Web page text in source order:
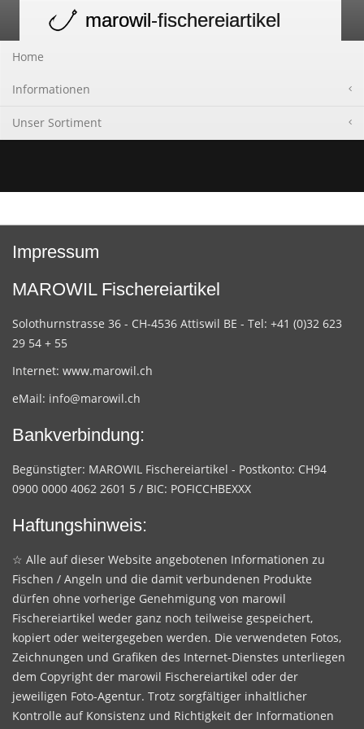
navigation
marowil-fischereiartikel
Home
Informationen
Unser Sortiment
Impressum
MAROWIL Fischereiartikel
Solothurnstrasse 36 - CH-4536 Attiswil BE - Tel: +41 (0)32 623
29 54 + 55
Internet: www.marowil.ch
eMail: info@marowil.ch
Bankverbindung:
Begünstigter: MAROWIL Fischereiartikel - Postkonto: CH94
0900 0000 4062 2601 5 / BIC: POFICCHBEXXX
Haftungshinweis:
☆ Alle auf dieser Website angebotenen Informationen zu
Fischen / Angeln und die damit verbundenen Produkte
dürfen ohne vorherige Genehmigung von marowil
Fischereiartikel weder ganz noch teilweise gespeichert,
kopiert oder weitergegeben werden. Die verwendeten Fotos,
Zeichnungen und Grafiken des Internet-Dienstes unterliegen
dem Copyright der marowil Fischereiartikel oder der
jeweiligen Foto-Agentur. Trotz sorgfältiger inhaltlicher
Kontrolle auf Konsistenz und Richtigkeit der Informationen